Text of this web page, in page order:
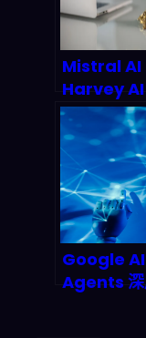
Mistral AI
Harvey AI
塑法律科
工作流自
端革命正
Google AI
Agents 深